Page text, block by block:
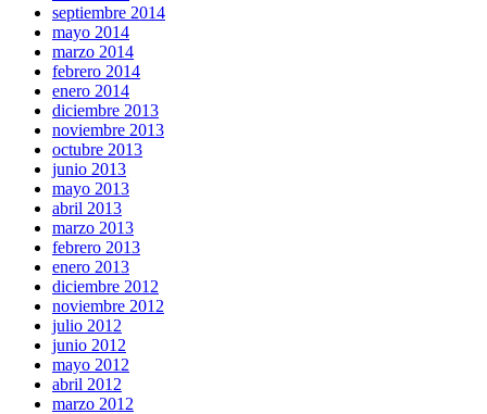
septiembre 2014
mayo 2014
marzo 2014
febrero 2014
enero 2014
diciembre 2013
noviembre 2013
octubre 2013
junio 2013
mayo 2013
abril 2013
marzo 2013
febrero 2013
enero 2013
diciembre 2012
noviembre 2012
julio 2012
junio 2012
mayo 2012
abril 2012
marzo 2012